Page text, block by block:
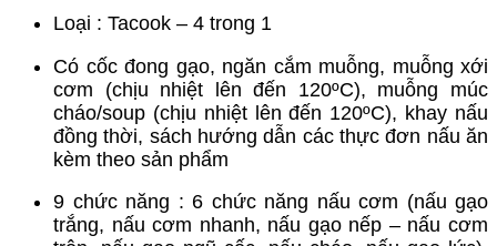
Loại : Tacook – 4 trong 1
Có cốc đong gạo, ngăn cắm muỗng, muỗng xới
cơm (chịu nhiệt lên đến 120ºC), muỗng múc
cháo/soup (chịu nhiệt lên đến 120ºC), khay nấu
đồng thời, sách hướng dẫn các thực đơn nấu ăn
kèm theo sản phẩm
9 chức năng : 6 chức năng nấu cơm (nấu gạo
trắng, nấu cơm nhanh, nấu gạo nếp – nấu cơm